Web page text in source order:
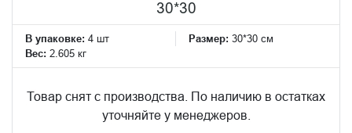
30*30
В упаковке: 4 шт Размер: 30*30 см
Вес: 2.605 кг
Товар снят с производства. По наличию в остатках
уточняйте у менеджеров.